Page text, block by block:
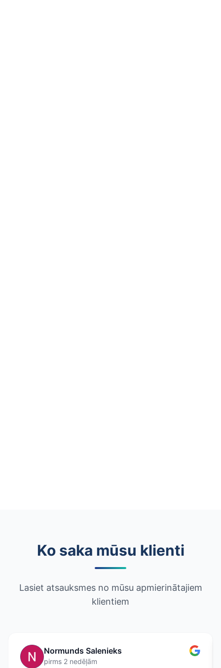
Ko saka mūsu klienti
Lasiet atsauksmes no mūsu apmierinātajiem
klientiem
Normunds Salenieks
pirms 2 nedēļām